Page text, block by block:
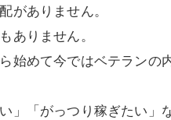
がありません。
ありません。
始めて今ではベテランの
」「がっつり稼ぎたい」